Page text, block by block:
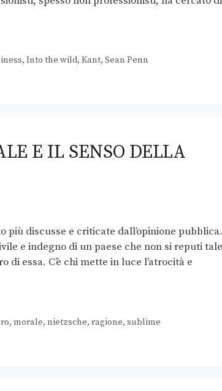
, Into the wild, Kant, Sean Penn
E IL SENSO DELLA
discusse e criticate dall’opinione pubblica.
e indegno di un paese che non si reputi
essa. C’è chi mette in luce l’atrocità e
, morale, nietzsche, ragione, sublime